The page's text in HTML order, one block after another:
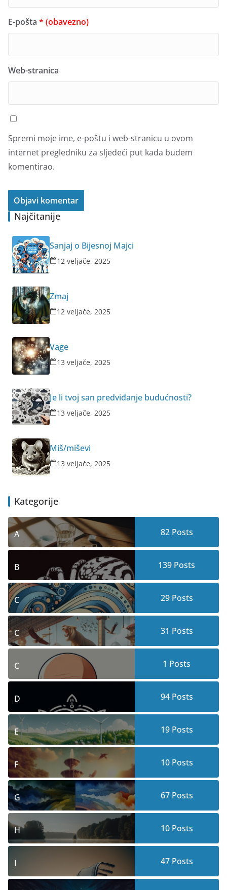
E-pošta * (obavezno)
Web-stranica
Spremi moje ime, e-poštu i web-stranicu u ovom
internet pregledniku za sljedeći put kada budem
komentirao.
Najčitanije
Sanjaj o Bijesnoj Majci
12 veljače, 2025
Zmaj
12 veljače, 2025
Vage
13 veljače, 2025
Je li tvoj san predviđanje budućnosti?
13 veljače, 2025
Miš/miševi
13 veljače, 2025
Kategorije
A 82Posts
B 139 Posts
C 29Posts
C 31 Posts
C 1 Posts
D 94Posts
E 19Posts
F 10Posts
G 67Posts
H 10Posts
I 47Posts